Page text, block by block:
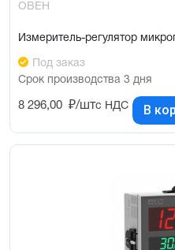
ОВЕН
Измеритель-регулятор
Под заказ
Срок производства 3 дня
8 296,00 ₽/штс НДС В